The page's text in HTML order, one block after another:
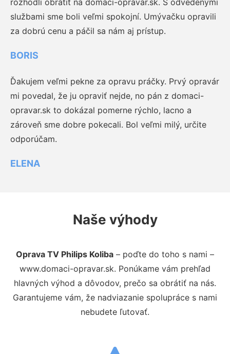
rozhodli obrátiť na domaci-opravar.sk. S odvedenými
službami sme boli veľmi spokojní. Umývačku opravili
za dobrú cenu a páčil sa nám aj prístup.
BORIS
Ďakujem veľmi pekne za opravu práčky. Prvý opravár
mi povedal, že ju opraviť nejde, no pán z domaci-
opravar.sk to dokázal pomerne rýchlo, lacno a
zároveň sme dobre pokecali. Bol veľmi milý, určite
odporúčam.
ELENA
Naše výhody
Oprava TV Philips Koliba – poďte do toho s nami –
www.domaci-opravar.sk. Ponúkame vám prehľad
hlavných výhod a dôvodov, prečo sa obrátiť na nás.
Garantujeme vám, že nadviazanie spolupráce s nami
nebudete ľutovať.